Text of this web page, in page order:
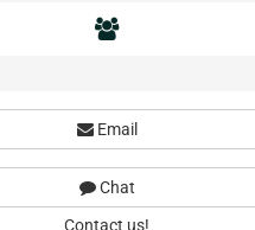
Email
Chat
Contact us!